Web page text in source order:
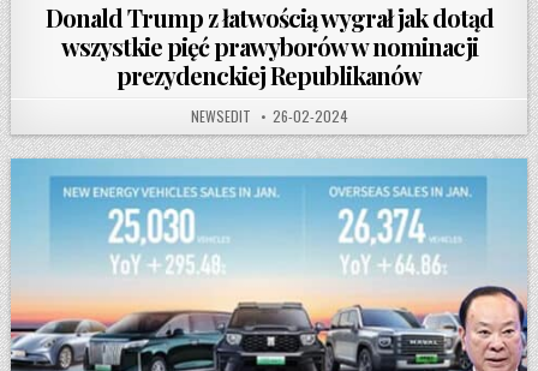
Donald Trump z łatwością wygrał jak dotąd
wszystkie pięć prawyborów w nominacji
prezydenckiej Republikanów
AUTHOR:
NEWSEDIT PUBLISHED DATE:
26-02-2024